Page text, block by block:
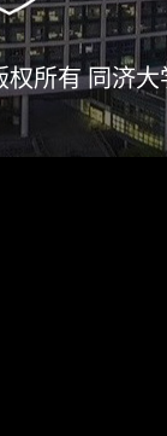
所有 同济